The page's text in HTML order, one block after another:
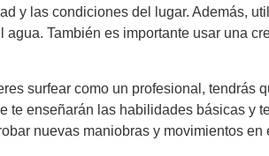
y las condiciones del lugar. Además,
También es importante usar una
surfear como un profesional, tendrás
te enseñarán las habilidades básicas y
nuevas maniobras y movimientos en